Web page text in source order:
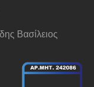
Βασίλειος